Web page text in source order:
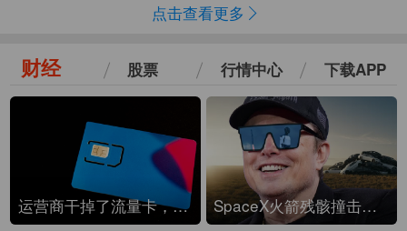
点击查看更多
财经 股票 行情中心 下载APP
运营商干掉了流量卡，他们真的玩不起了 SpaceX火箭残骸撞击月球